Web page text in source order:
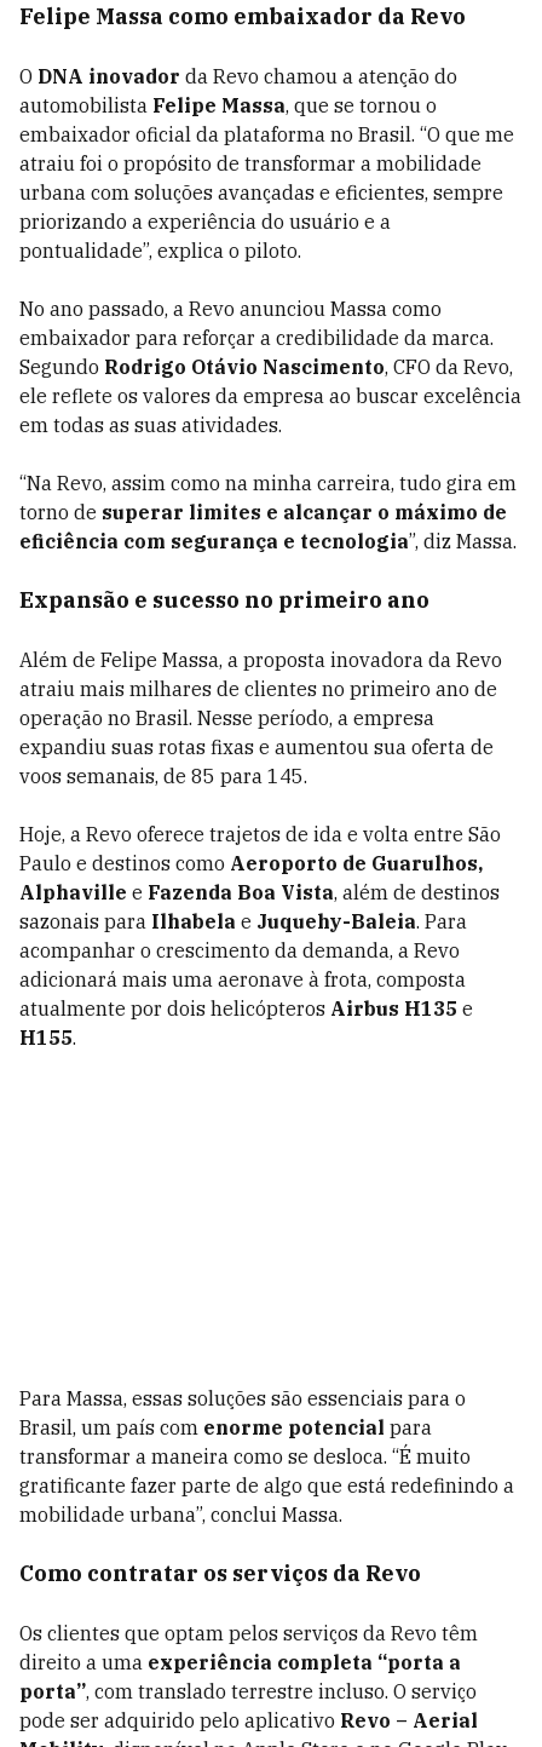
Felipe Massa como embaixador da Revo
O DNA inovador da Revo chamou a atenção do
automobilista Felipe Massa, que se tornou o
embaixador oficial da plataforma no Brasil. “O que me
atraiu foi o propósito de transformar a mobilidade
urbana com soluções avançadas e eficientes, sempre
priorizando a experiência do usuário e a
pontualidade”, explica o piloto.
No ano passado, a Revo anunciou Massa como
embaixador para reforçar a credibilidade da marca.
Segundo Rodrigo Otávio Nascimento, CFO da Revo,
ele reflete os valores da empresa ao buscar excelência
em todas as suas atividades.
“Na Revo, assim como na minha carreira, tudo gira em
torno de superar limites e alcançar o máximo de
eficiência com segurança e tecnologia”, diz Massa.
Expansão e sucesso no primeiro ano
Além de Felipe Massa, a proposta inovadora da Revo
atraiu mais milhares de clientes no primeiro ano de
operação no Brasil. Nesse período, a empresa
expandiu suas rotas fixas e aumentou sua oferta de
voos semanais, de 85 para 145.
Hoje, a Revo oferece trajetos de ida e volta entre São
Paulo e destinos como Aeroporto de Guarulhos,
Alphaville e Fazenda Boa Vista, além de destinos
sazonais para Ilhabela e Juquehy-Baleia. Para
acompanhar o crescimento da demanda, a Revo
adicionará mais uma aeronave à frota, composta
atualmente por dois helicópteros Airbus H135 e
H155.
Para Massa, essas soluções são essenciais para o
Brasil, um país com enorme potencial para
transformar a maneira como se desloca. “É muito
gratificante fazer parte de algo que está redefinindo a
mobilidade urbana”, conclui Massa.
Como contratar os serviços da Revo
Os clientes que optam pelos serviços da Revo têm
direito a uma experiência completa “porta a
porta”, com translado terrestre incluso. O serviço
pode ser adquirido pelo aplicativo Revo – Aerial